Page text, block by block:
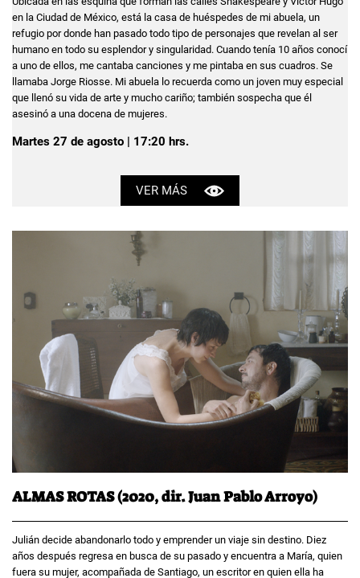
en la Ciudad de México, está la casa de huéspedes de mi abuela, un
refugio por donde han pasado todo tipo de personajes que revelan al ser
humano en todo su esplendor y singularidad. Cuando tenía 10 años conocí
a uno de ellos, me cantaba canciones y me pintaba en sus cuadros. Se
llamaba Jorge Riosse. Mi abuela lo recuerda como un joven muy especial
que llenó su vida de arte y mucho cariño; también sospecha que él
asesinó a una docena de mujeres.
Martes 27 de agosto | 17:20 hrs.
VER MÁS
ALMAS ROTAS (2020, dir. Juan Pablo Arroyo)
Julián decide abandonarlo todo y emprender un viaje sin destino. Diez
años después regresa en busca de su pasado y encuentra a María, quien
fuera su mujer, acompañada de Santiago, un escritor en quien ella ha